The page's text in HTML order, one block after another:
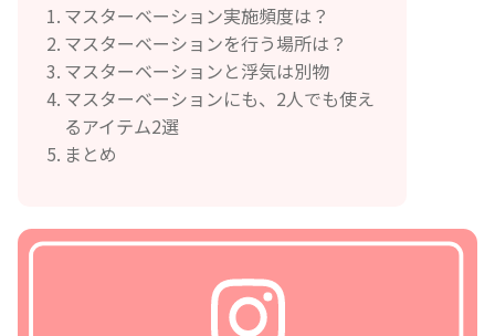
マスターベーション実施頻度は？
マスターベーションを行う場所は？
マスターベーションと浮気は別物
マスターベーションにも、2人でも使え
るアイテム2選
まとめ